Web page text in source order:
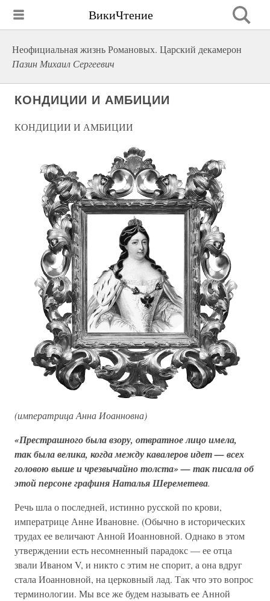
ВикиЧтение
Неофициальная жизнь Романовых. Царский декамерон
Пазин Михаил Сергеевич
КОНДИЦИИ И АМБИЦИИ
КОНДИЦИИ И АМБИЦИИ
(императрица Анна Иоанновна)
«Престрашного была взору, отвратное лицо имела,
так была велика, когда между кавалеров идет — всех
головою выше и чрезвычайно толста» — так писала об
этой персоне графиня Наталья Шереметева.
Речь шла о последней, истинно русской по крови,
императрице Анне Ивановне. (Обычно в исторических
трудах ее величают Анной Иоанновной. Однако в этом
утверждении есть несомненный парадокс — ее отца
звали Иваном V, и никто с этим не спорит, а она вдруг
стала Иоанновной, на церковный лад. Так что это вопрос
терминологии. Мы все же будем называть ее Анной